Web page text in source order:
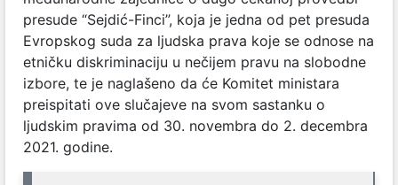
presude “Sejdić-Finci”, koja je jedna od pet presuda
Evropskog suda za ljudska prava koje se odnose na
etničku diskriminaciju u nečijem pravu na slobodne
izbore, te je naglašeno da će Komitet ministara
preispitati ove slučajeve na svom sastanku o
ljudskim pravima od 30. novembra do 2. decembra
2021. godine.